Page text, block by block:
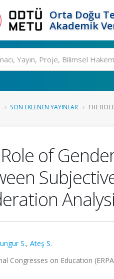
Orta Doğu
Akademik
SON EKLENEN YAYINLAR THE
of
S., Ateş S.
Congresses on Education